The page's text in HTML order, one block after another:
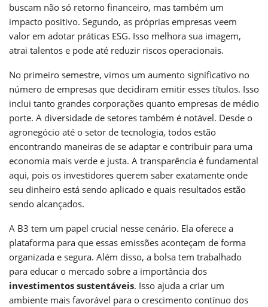
buscam não só retorno financeiro, mas também um
impacto positivo. Segundo, as próprias empresas veem
valor em adotar práticas ESG. Isso melhora sua imagem,
atrai talentos e pode até reduzir riscos operacionais.
No primeiro semestre, vimos um aumento significativo no
número de empresas que decidiram emitir esses títulos. Isso
inclui tanto grandes corporações quanto empresas de médio
porte. A diversidade de setores também é notável. Desde o
agronegócio até o setor de tecnologia, todos estão
encontrando maneiras de se adaptar e contribuir para uma
economia mais verde e justa. A transparência é fundamental
aqui, pois os investidores querem saber exatamente onde
seu dinheiro está sendo aplicado e quais resultados estão
sendo alcançados.
A B3 tem um papel crucial nesse cenário. Ela oferece a
plataforma para que essas emissões aconteçam de forma
organizada e segura. Além disso, a bolsa tem trabalhado
para educar o mercado sobre a importância dos
investimentos sustentáveis. Isso ajuda a criar um
ambiente mais favorável para o crescimento contínuo dos